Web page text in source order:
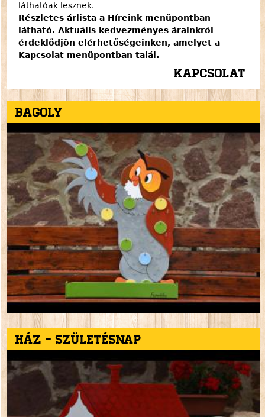
láthatóak lesznek.
Részletes árlista a Híreink menüpontban
látható. Aktuális kedvezményes árainkról
érdeklődjön elérhetőségeinken, amelyet a
Kapcsolat menüpontban talál.
Kapcsolat
Bagoly
Ház - születésnap